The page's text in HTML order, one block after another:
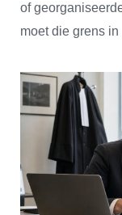
of
moet die grens